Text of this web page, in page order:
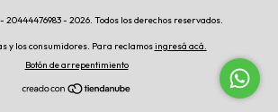
20444476983 - 2026. Todos los derechos reservados.
y los consumidores. Para reclamosingresá acá.
Botón de arrepentimiento